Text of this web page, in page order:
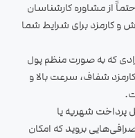
از مشاوره کارشناسان
و کارمزد برای شرایط شما
که به صورت منظم پول
شفاف، سرعت بالا و
پرداخت شهریه یا
بروید که امکان